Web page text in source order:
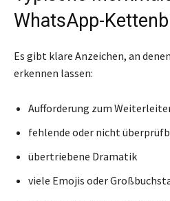
WhatsApp-
Es gibt klare Anzeichen, an
erkennen lassen:
Aufforderung zum
fehlende oder nicht
übertriebene Dramatik
viele Emojis oder